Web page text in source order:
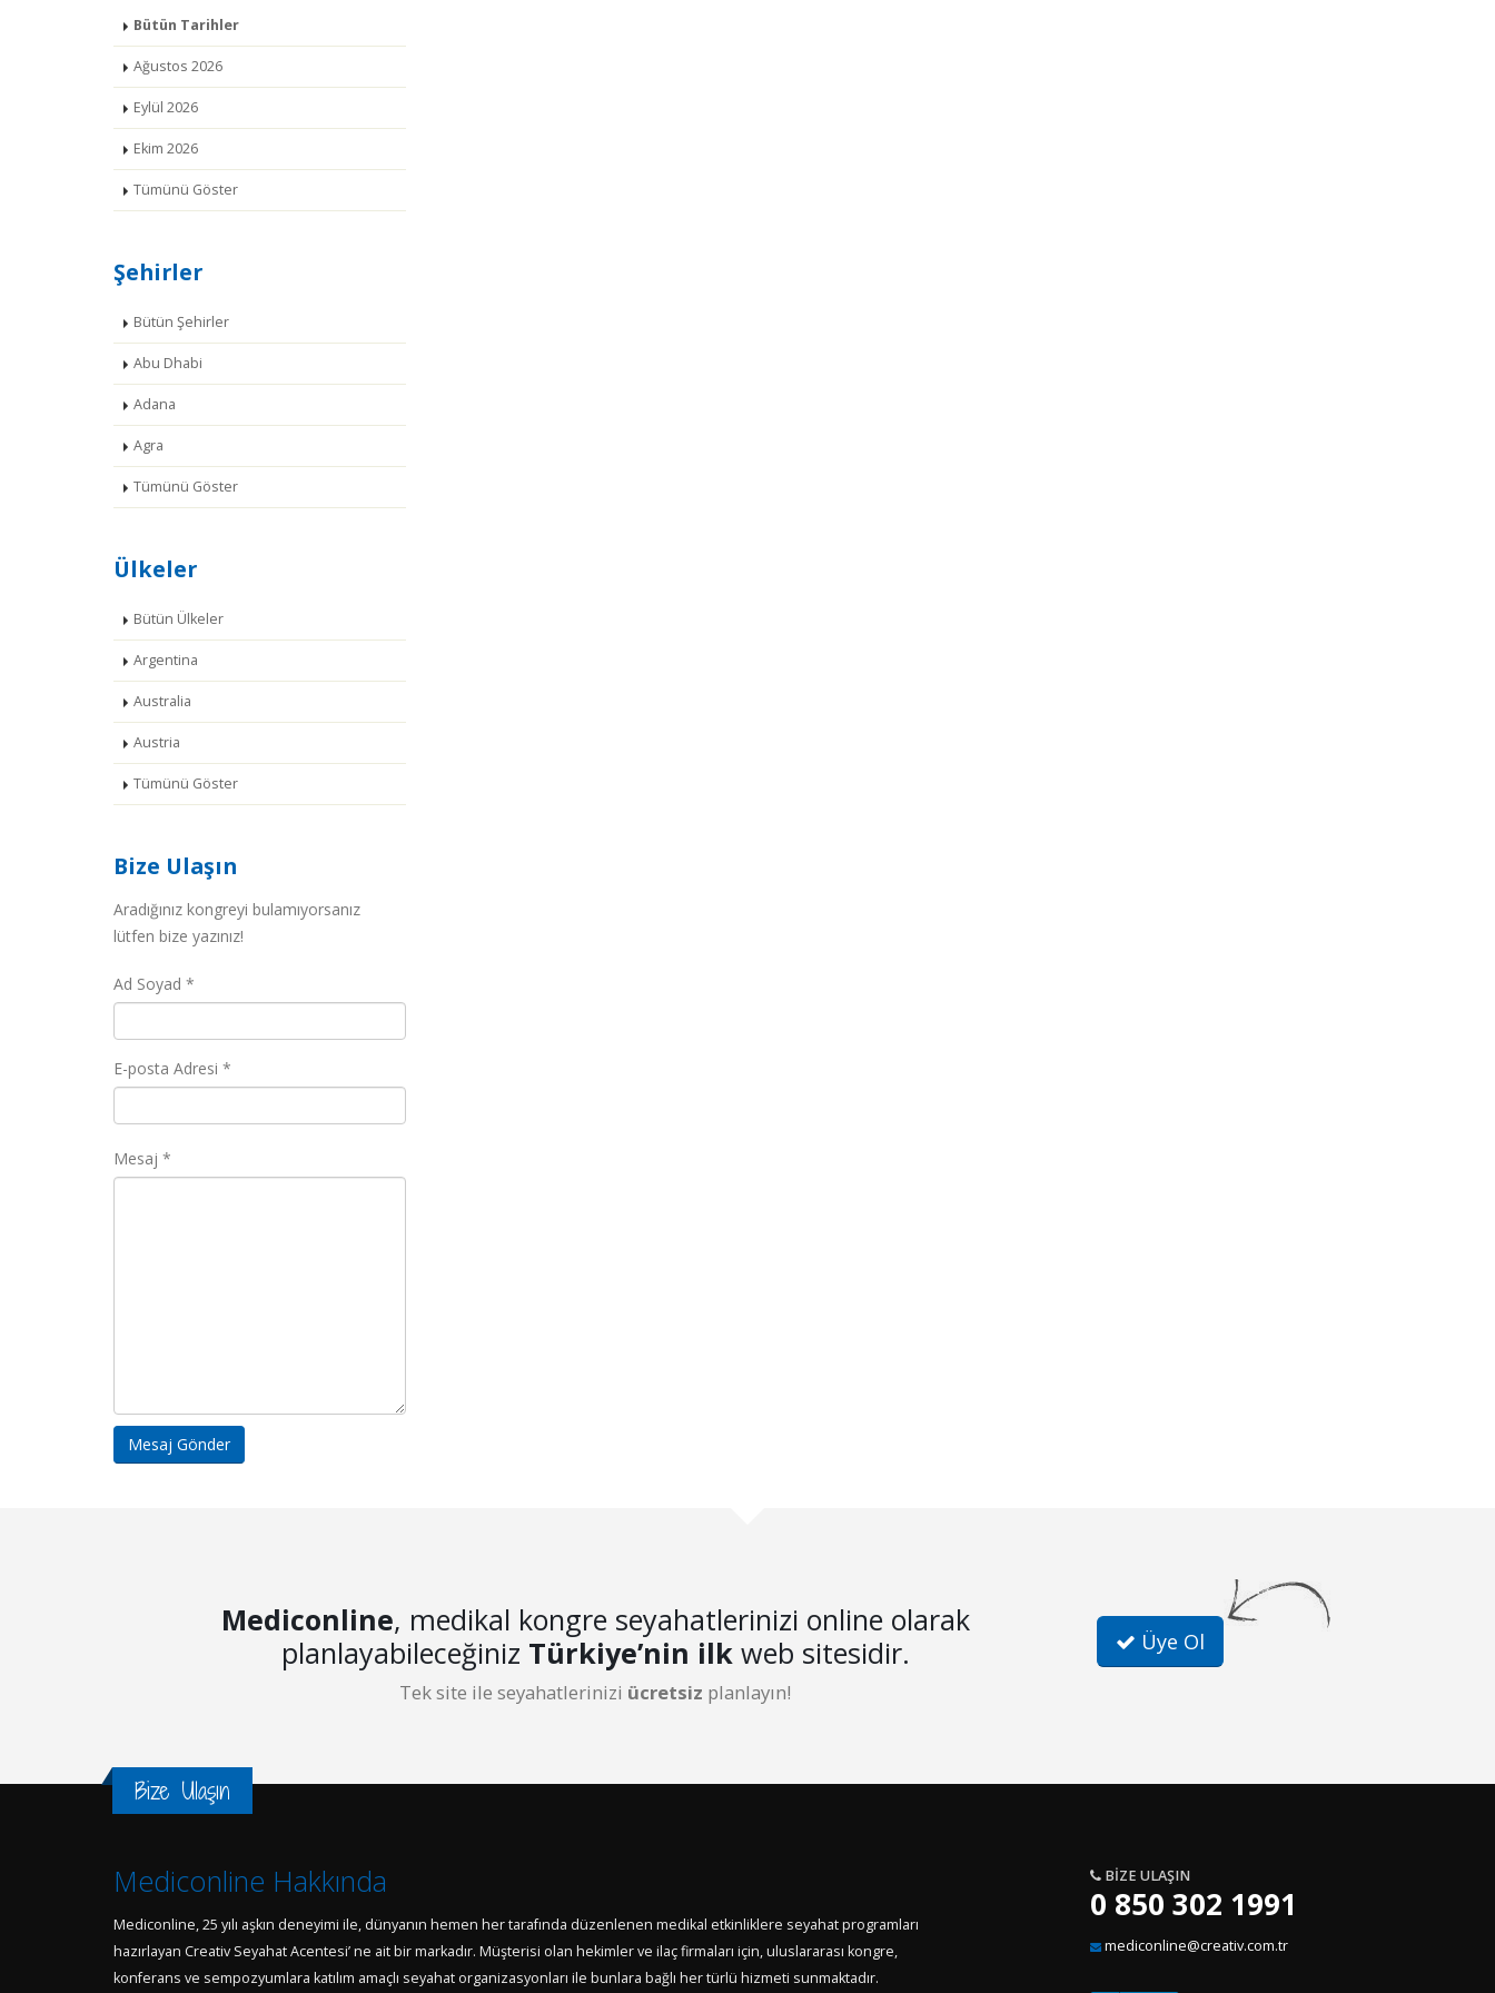
Bütün Tarihler
Ağustos 2026
Eylül 2026
Ekim 2026
Tümünü Göster
Şehirler
Bütün Şehirler
Abu Dhabi
Adana
Agra
Tümünü Göster
Ülkeler
Bütün Ülkeler
Argentina
Australia
Austria
Tümünü Göster
Bize Ulaşın
Aradığınız kongreyi bulamıyorsanız
lütfen bize yazınız!
Ad Soyad *
E-posta Adresi *
Mesaj *
Mediconline, medikal kongre seyahatlerinizi online olarak
planlayabileceğiniz Türkiye’nin ilkweb sitesidir.
Tek site ile seyahatlerinizi ücretsiz planlayın!
Üye Ol
Bize Ulaşın
Mediconline Hakkında
Mediconline, 25 yılı aşkın deneyimi ile, dünyanın hemen her tarafında düzenlenen medikal etkinliklere seyahat programları
hazırlayan Creativ Seyahat Acentesi’ ne ait bir markadır. Müşterisi olan hekimler ve ilaç firmaları için, uluslararası kongre,
konferans ve sempozyumlara katılım amaçlı seyahat organizasyonları ile bunlara bağlı her türlü hizmeti sunmaktadır.
BIZE ULAŞIN
0 850 302 1991
mediconline@creativ.com.tr